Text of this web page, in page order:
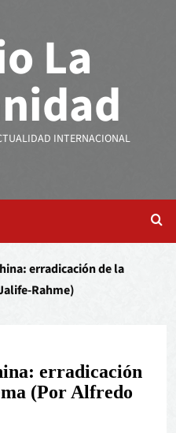
La
INTERNACIONAL
erradicación de la
Rahme)
erradicación
(Por Alfredo